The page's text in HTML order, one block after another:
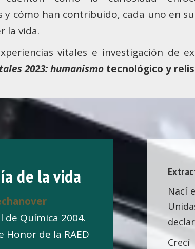
y cómo han contribuido, cada uno en
la vida.
vitales e investigación de
2023: humanismo tecnológico y
de la vida
de Química 2004.
Honor de la RAED
Nací